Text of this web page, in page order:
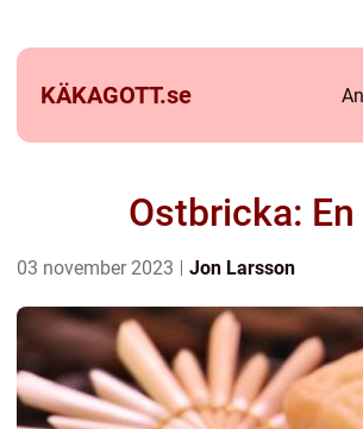
KÄKAGOTT.se
Ostbricka:
03 november 2023 Jon Larsson